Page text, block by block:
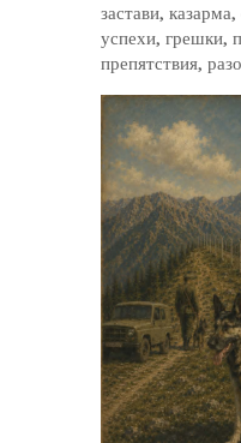
застави,
успехи, грешки,
препятствия,